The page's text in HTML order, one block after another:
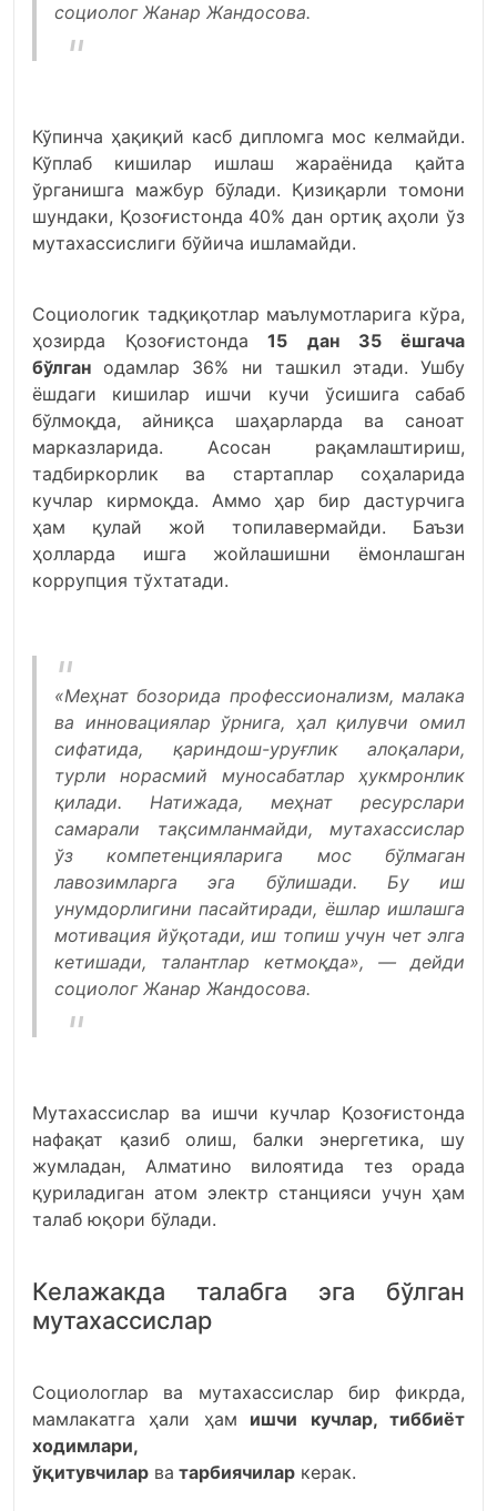
социолог Жанар Жандосова.
Кўпинча ҳақиқий касб дипломга мос келмайди.
Кўплаб кишилар ишлаш жараёнида қайта
ўрганишга мажбур бўлади. Қизиқарли томони
шундаки, Қозоғистонда 40% дан ортиқ аҳоли ўз
мутахассислиги бўйича ишламайди.
Социологик тадқиқотлар маълумотларига кўра,
ҳозирда Қозоғистонда 15 дан 35 ёшгача
бўлган одамлар 36% ни ташкил этади. Ушбу
ёшдаги кишилар ишчи кучи ўсишига сабаб
бўлмоқда, айниқса шаҳарларда ва саноат
марказларида. Асосан рақамлаштириш,
тадбиркорлик ва стартаплар соҳаларида
кучлар кирмоқда. Аммо ҳар бир дастурчига
ҳам қулай жой топилавермайди. Баъзи
ҳолларда ишга жойлашишни ёмонлашган
коррупция тўхтатади.
«Меҳнат бозорида профессионализм, малака
ва инновациялар ўрнига, ҳал қилувчи омил
сифатида, қариндош-уруғлик алоқалари,
турли норасмий муносабатлар ҳукмронлик
қилади. Натижада, меҳнат ресурслари
самарали тақсимланмайди, мутахассислар
ўз компетенцияларига мос бўлмаган
лавозимларга эга бўлишади. Бу иш
унумдорлигини пасайтиради, ёшлар ишлашга
мотивация йўқотади, иш топиш учун чет элга
кетишади, талантлар кетмоқда», — дейди
социолог Жанар Жандосова.
Мутахассислар ва ишчи кучлар Қозоғистонда
нафақат қазиб олиш, балки энергетика, шу
жумладан, Алматино вилоятида тез орада
қуриладиган атом электр станцияси учун ҳам
талаб юқори бўлади.
Келажакда талабга эга бўлган
мутахассислар
Социологлар ва мутахассислар бир фикрда,
мамлакатга ҳали ҳам ишчи кучлар, тиббиёт
ходимлари,
ўқитувчилар ва тарбиячилар керак.